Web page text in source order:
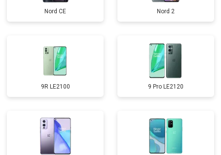
Nord CE Nord 2
9R LE2100 9 Pro LE2120